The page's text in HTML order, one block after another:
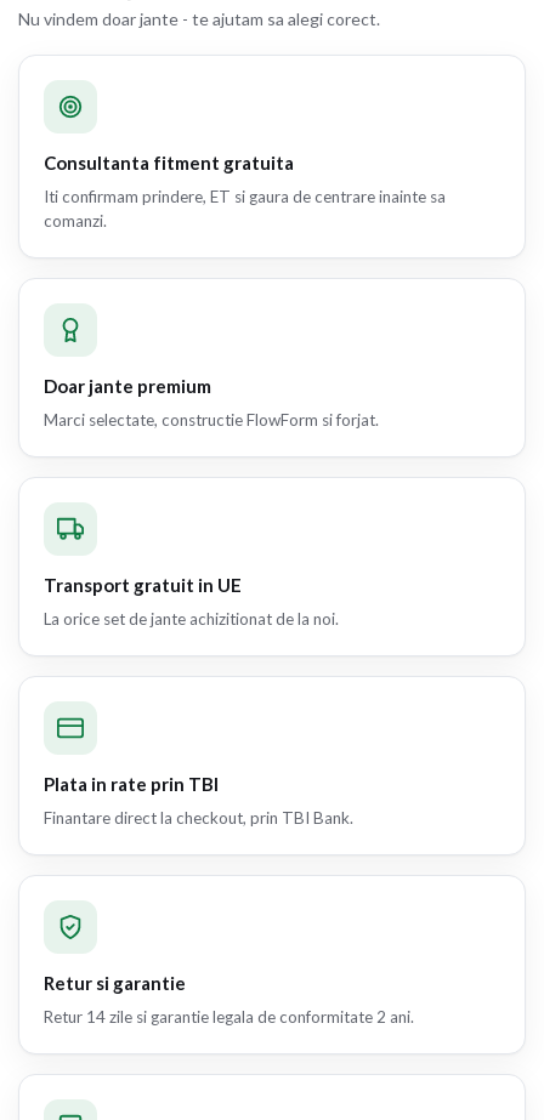
Nu vindem doar jante - te ajutam sa alegi corect.
Consultanta fitment gratuita
Iti confirmam prindere, ET si gaura de centrare inainte sa
comanzi.
Doar jante premium
Marci selectate, constructie FlowForm si forjat.
Transport gratuit in UE
La orice set de jante achizitionat de la noi.
Plata in rate prin TBI
Finantare direct la checkout, prin TBI Bank.
Retur si garantie
Retur 14 zile si garantie legala de conformitate 2 ani.